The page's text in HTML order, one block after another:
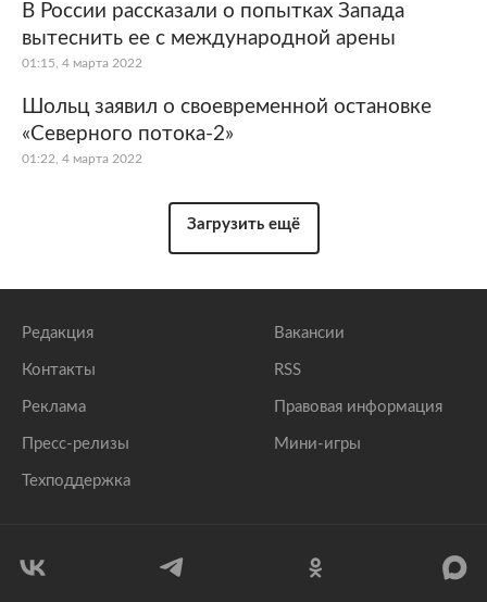
В России рассказали о попытках Запада
вытеснить ее с международной арены
01:15, 4 марта 2022
Шольц заявил о своевременной остановке
«Северного потока-2»
01:22, 4 марта 2022
Загрузить ещё
Редакция
Контакты
Реклама
Пресс-релизы
Техподдержка
Вакансии
RSS
Правовая информация
Мини-игры